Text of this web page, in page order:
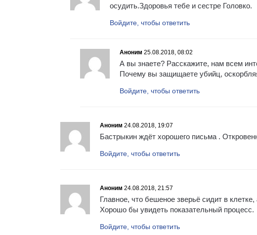
осудить.Здоровья тебе и сестре Головко.
Войдите, чтобы ответить
Аноним 25.08.2018, 08:02
А вы знаете? Расскажите, нам всем
Почему вы защищаете убийц,
Войдите, чтобы ответить
Аноним 24.08.2018, 19:07
Бастрыкин ждёт хорошего письма .
Войдите, чтобы ответить
Аноним 24.08.2018, 21:57
Главное, что бешеное зверьё сидит в
Хорошо бы увидеть показательный процесс.
Войдите, чтобы ответить